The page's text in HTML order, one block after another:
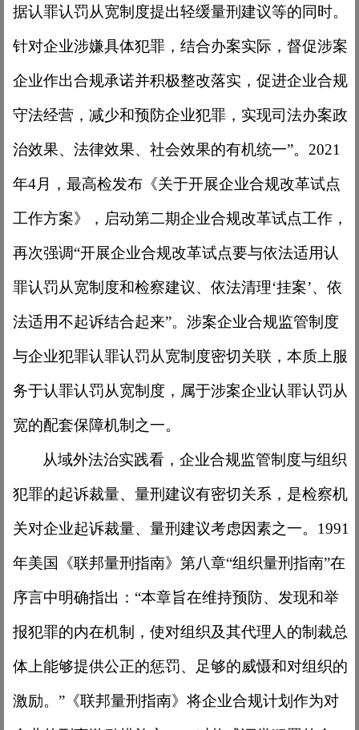
据认罪认罚从宽制度提出轻缓量刑建议等的同时。
针对企业涉嫌具体犯罪，结合办案实际，督促涉案
企业作出合规承诺并积极整改落实，促进企业合规
守法经营，减少和预防企业犯罪，实现司法办案政
治效果、法律效果、社会效果的有机统一”。2021
年4月，最高检发布《关于开展企业合规改革试点
工作方案》，启动第二期企业合规改革试点工作，
再次强调“开展企业合规改革试点要与依法适用认
罪认罚从宽制度和检察建议、依法清理‘挂案’、依
法适用不起诉结合起来”。涉案企业合规监管制度
与企业犯罪认罪认罚从宽制度密切关联，本质上服
务于认罪认罚从宽制度，属于涉案企业认罪认罚从
宽的配套保障机制之一。
从域外法治实践看，企业合规监管制度与组织
犯罪的起诉裁量、量刑建议有密切关系，是检察机
关对企业起诉裁量、量刑建议考虑因素之一。 1991
年美国《联邦量刑指南》第八章“组织量刑指南”在
序言中明确指出：“本章旨在维持预防、发现和举
报犯罪的内在机制，使对组织及其代理人的制裁总
体上能够提供公正的惩罚、足够的威慑和对组织的
激励。”《联邦量刑指南》将企业合规计划作为对